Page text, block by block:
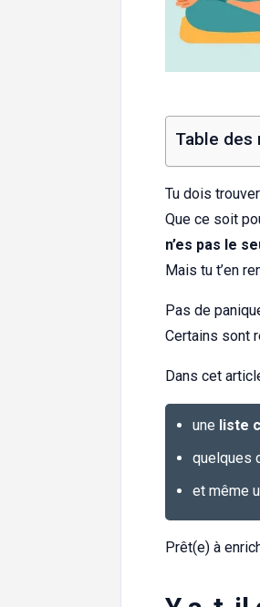
Table des
Tu dois
Que ce soit
n’es pas le
Mais tu t’en
Pas de
Certains sont
Dans cet
une liste
quelques
et même
Prêt(e) à